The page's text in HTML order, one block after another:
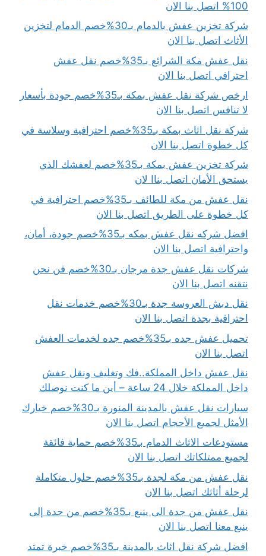
100% اتصل بنا الان
شركة تخزين عفش بالدمام بـ30%خصم الدمام لتخزين
الأثاث اتصل بنا الان
نقل عفش مكة الشرائع بـ35%خصم نقل عفش
احترافي اتصل بنا الان
ارخص شركة نقل عفش بمكة بـ35%خصم جودة بأسعار
لا تنافس اتصل بنا الان
شركة نقل اثاث بمكة بـ35%خصم احترافية وسلاسة في
كل خطوة اتصل بنا الان
شركة تخزين عفش بمكة بـ35%خصم لعفشك الذي
يستحق الأمان اتصل بناا لان
نقل عفش من مكة للطائف بـ35%خصم احترافية في
كل خطوة على الطريق اتصل بنا الان
افضل شركه نقل عفش بمكه بـ35%خصم جودة، أمان،
واحترافية اتصل بنا الان
شركات نقل عفش جدة مرجان بـ30%خصم فن نحن
نتقنه اتصل بنا الان
نقل دبش العروسة جدة بـ30%خصم خدمات نقل
احترافية بجدة اتصل بنا الان
تحميل عفش جده بـ35%خصم جده لخدمات العفش
اتصل بنا الان
نقل عفش داخل المملكة..فك وتغليف ونقل عفش
داخل المملكة خلال 24 ساعة – أين ما كنت نوصلك
سيارات نقل عفش بالمدينة المنورة بـ30%خصم خيارك
الأمثل لجميع الأحجام اتصل بنا الان
مستودعات الاثاث الدمام بـ35%خصم حماية فائقة
لجميع ممتلكاتك اتصل بنا الان
نقل عفش من مكة لجدة بـ35%خصم حلول متكاملة
لرحلة أثاثك اتصل بنا الان
نقل عفش من جدة الى ينبع بـ35%خصم من جدة إلى
ينبع معنا اتصل بنا الان
افضل شركة نقل اثاث بالمدينة بـ35%خصم خبرة تمتد